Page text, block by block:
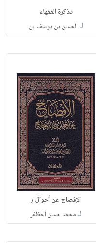
تذكرة الفقهاء
لـ الحسن بن يوسف بن
الإفصاح عن أحوال ر
لـ محمد حسن المظفر